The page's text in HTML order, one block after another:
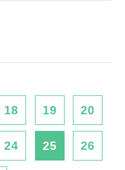
18 19 20
24 25 26